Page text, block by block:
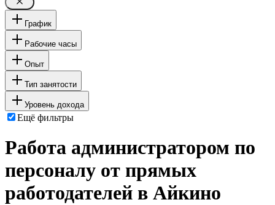
График
Рабочие часы
Опыт
Тип занятости
Уровень дохода
Ещё фильтры
Работа администратором по
персоналу от прямых
работодателей в Айкино